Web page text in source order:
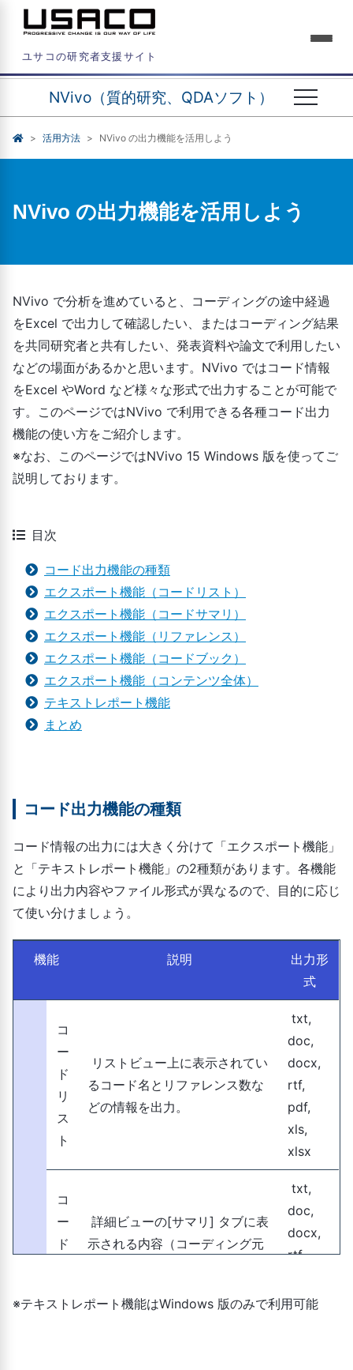
ユサコの研究者支援サイト
NVivo（質的研究、QDAソフト）
活用方法 NVivo の出力機能を活用しよう
NVivo の出力機能を活用しよう
NVivo で分析を進めていると、コーディングの途中経過
をExcel で出力して確認したい、またはコーディング結果
を共同研究者と共有したい、発表資料や論文で利用したい
などの場面があるかと思います。NVivo ではコード情報
をExcel やWord など様々な形式で出力することが可能で
す。このページではNVivo で利用できる各種コード出力
機能の使い方をご紹介します。
※なお、このページではNVivo 15 Windows 版を使ってご
説明しております。
目次
コード出力機能の種類
エクスポート機能（コードリスト）
エクスポート機能（コードサマリ）
エクスポート機能（リファレンス）
エクスポート機能（コードブック）
エクスポート機能（コンテンツ全体）
テキストレポート機能
まとめ
コード出力機能の種類
コード情報の出力には大きく分けて「エクスポート機能」
と「テキストレポート機能」の2種類があります。各機能
により出力内容やファイル形式が異なるので、目的に応じ
て使い分けましょう。
機能 説明
出力形
式
コ
ー
ド
リ
ス
ト
リストビュー上に表示されてい
るコード名とリファレンス数な
どの情報を出力。
txt,
doc,
docx,
rtf,
pdf,
xls,
xlsx
コ
ー
ド
リ
詳細ビューの[サマリ] タブに表
示される内容（コーディング元
txt,
doc,
docx,
rtf,
xls,
※テキストレポート機能はWindows 版のみで利用可能